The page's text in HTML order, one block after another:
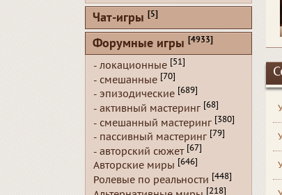
Чат-игры [5]
Форумные игры [4933]
- локационные [51]
- смешанные [70]
- эпизодические [689]
- активный мастеринг [68]
- смешанный мастеринг [380]
- пассивный мастеринг [79]
- авторский сюжет [67]
Авторские миры [646]
Ролевые по реальности [448]
[218]